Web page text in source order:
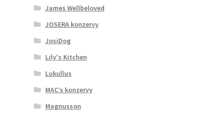
James Wellbeloved
JOSERA konzervy
JosiDog
Lily's Kitchen
Lukullus
MAC’s konzervy
Magnusson